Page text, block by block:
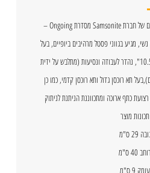
תיק צד אופנתי למחשב נייד לנשים של חברת Samsonite מסדרת Ongoing –
מגיע בגווני פסטל מרהיבים ביופיים, בעל
תא נפרד למחשב 15.6" וטאבלט 10.5", נהדר לעבודה ונסיעות (מתלבש על ידית
קל משקל (רק 700 גרם),בעל תא רוכסן גדול ותא רוכסן קדמי, כמו כן
כתף ארוכה ומתכווננת הניתנת לניתוק
תכונות מוצר
29 ס"מ
רוחב 40 ס"מ
עומק 9 ס"מ